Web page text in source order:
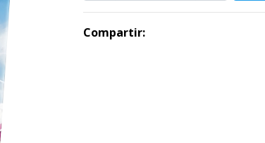
Compartir: